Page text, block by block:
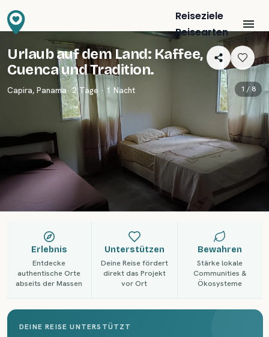
Reiseziele
Reisearten
Urlaub auf dem Land: Kaffee,
Cuenca und Tradition.
Capira, Panama· 2 Tage · 1 Nacht 1 /8
Erlebnis
Entdecke
authentische Orte
abseits der Massen
Unterstützen
Deine Reise fördert
direkt das Projekt
vor Ort
Bewahren
Stärke lokale
Communities &
Ökosysteme
DEINE REISE UNTERSTÜTZT